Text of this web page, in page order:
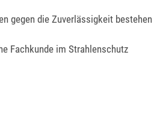
gegen die Zuverlässigkeit bestehen
Fachkunde im Strahlenschutz